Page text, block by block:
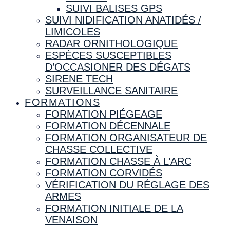
SUIVI BALISES GPS
SUIVI NIDIFICATION ANATIDÉS /
LIMICOLES
RADAR ORNITHOLOGIQUE
ESPÈCES SUSCEPTIBLES
D’OCCASIONER DES DÉGATS
SIRENE TECH
SURVEILLANCE SANITAIRE
FORMATIONS
FORMATION PIÉGEAGE
FORMATION DÉCENNALE
FORMATION ORGANISATEUR DE
CHASSE COLLECTIVE
FORMATION CHASSE À L’ARC
FORMATION CORVIDÉS
VÉRIFICATION DU RÉGLAGE DES
ARMES
FORMATION INITIALE DE LA
VENAISON